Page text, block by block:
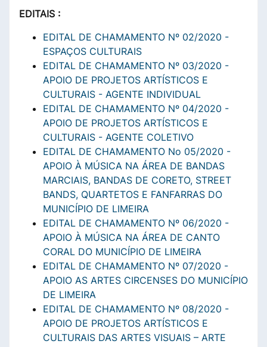
EDITAIS :
EDITAL DE CHAMAMENTO Nº 02/2020 -
ESPAÇOS CULTURAIS
EDITAL DE CHAMAMENTO Nº 03/2020 -
APOIO DE PROJETOS ARTÍSTICOS E
CULTURAIS - AGENTE INDIVIDUAL
EDITAL DE CHAMAMENTO Nº 04/2020 -
APOIO DE PROJETOS ARTÍSTICOS E
CULTURAIS - AGENTE COLETIVO
EDITAL DE CHAMAMENTO No 05/2020 -
APOIO À MÚSICA NA ÁREA DE BANDAS
MARCIAIS, BANDAS DE CORETO, STREET
BANDS, QUARTETOS E FANFARRAS DO
MUNICÍPIO DE LIMEIRA
EDITAL DE CHAMAMENTO Nº 06/2020 -
APOIO À MÚSICA NA ÁREA DE CANTO
CORAL DO MUNICÍPIO DE LIMEIRA
EDITAL DE CHAMAMENTO Nº 07/2020 -
APOIO AS ARTES CIRCENSES DO MUNICÍPIO
DE LIMEIRA
EDITAL DE CHAMAMENTO Nº 08/2020 -
APOIO DE PROJETOS ARTÍSTICOS E
CULTURAIS DAS ARTES VISUAIS – ARTE